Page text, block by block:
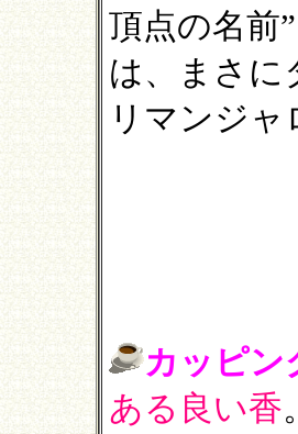
頂点の名前
は、まさに
リマンジ
カッピン
ある良い香